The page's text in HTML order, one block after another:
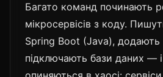
Багато команд починають
мікросервісів з коду.
Spring Boot (Java), додають
підключають бази даних —